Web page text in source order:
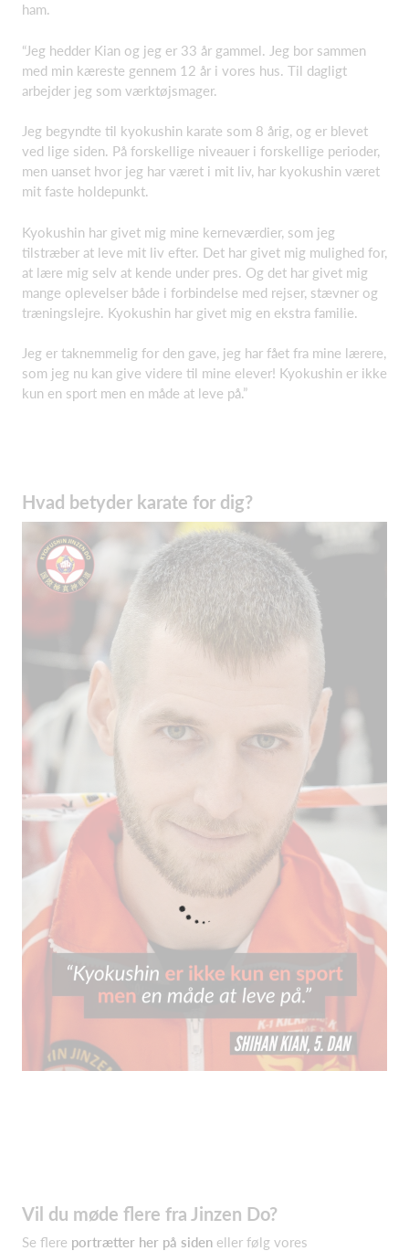
ham.
“Jeg hedder Kian og jeg er 33 år gammel. Jeg bor sammen
med min kæreste gennem 12 år i vores hus. Til dagligt
arbejder jeg som værktøjsmager.
Jeg begyndte til kyokushin karate som 8 årig, og er blevet
ved lige siden. På forskellige niveauer i forskellige perioder,
men uanset hvor jeg har været i mit liv, har kyokushin været
mit faste holdepunkt.
Kyokushin har givet mig mine kerneværdier, som jeg
tilstræber at leve mit liv efter. Det har givet mig mulighed for,
at lære mig selv at kende under pres. Og det har givet mig
mange oplevelser både i forbindelse med rejser, stævner og
træningslejre. Kyokushin har givet mig en ekstra familie.
Jeg er taknemmelig for den gave, jeg har fået fra mine lærere,
som jeg nu kan give videre til mine elever! Kyokushin er ikke
kun en sport men en måde at leve på.”
Hvad betyder karate for dig?
Vil du møde flere fra Jinzen Do?
Se flere portrætter her på siden eller følg vores